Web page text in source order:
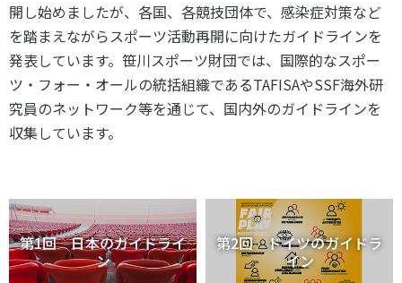
開し始めましたが、各国、各競技団体で、感染症対策など
を踏まえながらスポーツ活動再開に向けたガイドラインを
発表しています。笹川スポーツ財団では、国際的なスポー
ツ・フォー・オールの統括組織であるTAFISAやSSF海外研
究員のネットワーク等を通じて、国内外のガイドラインを
収集しています。
第1回 日本のガイドライ
ン
第2回 ドイツのガイドラ
イン